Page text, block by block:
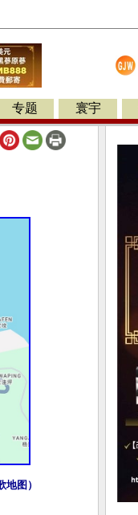
专题 寰宇
图）